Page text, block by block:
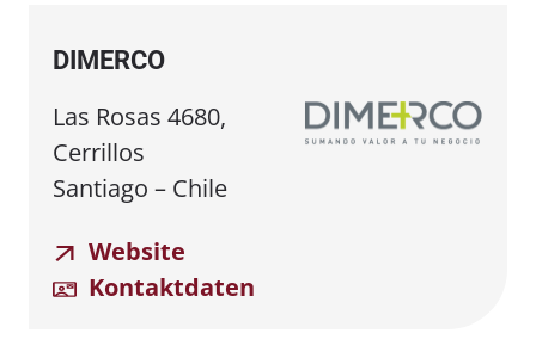
DIMERCO
Las Rosas 4680,
Cerrillos
Santiago – Chile
Website
Kontaktdaten